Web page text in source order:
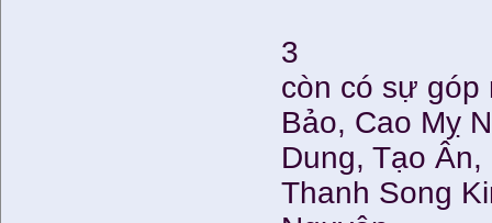
3
còn có sự góp
Bảo, Cao Mỵ
Dung, Tạo
Thanh Song